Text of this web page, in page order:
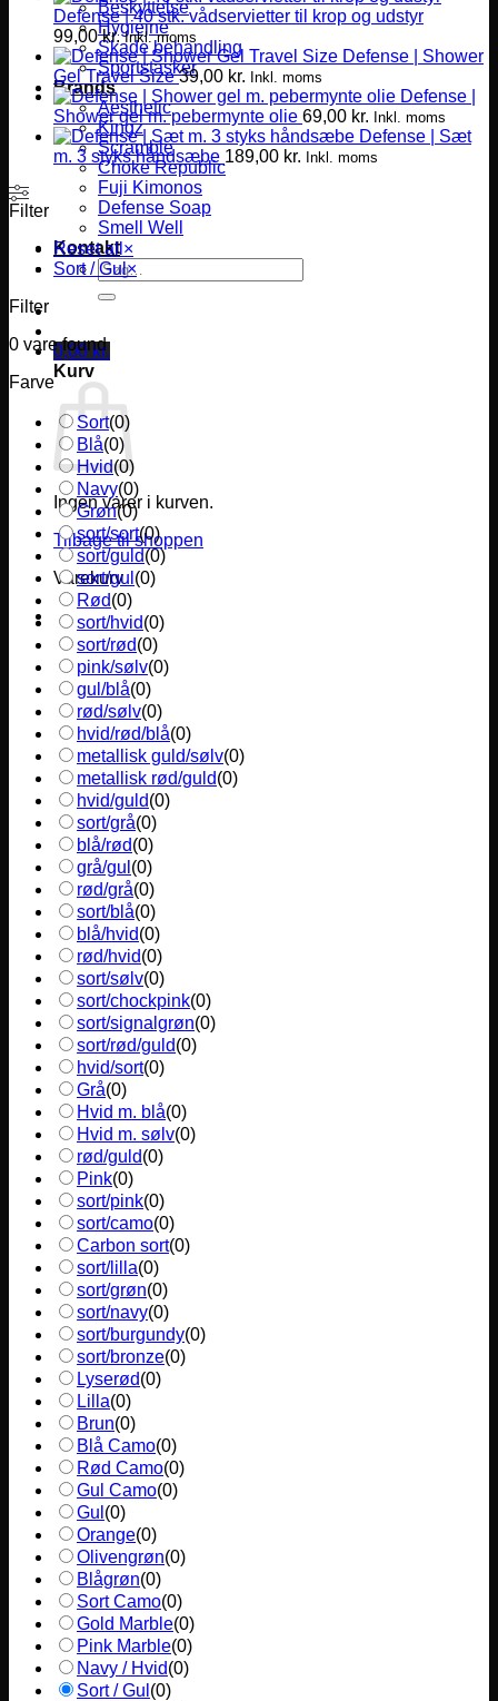
Beskyttelse
Hygiejne
Skade behandling
Sportstasker
Brands
Aesthetic
Kingz
Scramble
Choke Republic
Fuji Kimonos
Defense Soap
Smell Well
Kontakt
Søg
efter:
0,00 kr.
Kurv
Ingen varer i kurven.
Tilbage til shoppen
Varekurv
Defense | 40 stk. vådservietter til krop og udstyr
99,00kr. Inkl. moms
Defense | Shower
Gel Travel Size 39,00 kr. Inkl. moms
Defense |
Shower gel m. pebermynte olie 69,00 kr. Inkl. moms
Defense | Sæt
m. 3 styks håndsæbe 189,00 kr. Inkl. moms
Filter
Reset all ×
Sort / Gul×
Filter
0 vare found
Farve
Sort(0)
Blå(0)
Hvid(0)
Navy(0)
Grøn(0)
sort/sort(0)
sort/guld(0)
sort/gul (0)
Rød(0)
sort/hvid(0)
sort/rød(0)
pink/sølv(0)
gul/blå(0)
rød/sølv(0)
hvid/rød/blå(0)
metallisk guld/sølv(0)
metallisk rød/guld(0)
hvid/guld(0)
sort/grå(0)
blå/rød(0)
grå/gul (0)
rød/grå(0)
sort/blå(0)
blå/hvid(0)
rød/hvid(0)
sort/sølv(0)
sort/chockpink(0)
sort/signalgrøn(0)
sort/rød/guld(0)
hvid/sort(0)
Grå(0)
Hvid m. blå(0)
Hvid m. sølv(0)
rød/guld(0)
Pink(0)
sort/pink(0)
sort/camo(0)
Carbon sort(0)
sort/lilla(0)
sort/grøn(0)
sort/navy(0)
sort/burgundy(0)
sort/bronze(0)
Lyserød(0)
Lilla(0)
Brun(0)
Blå Camo(0)
Rød Camo(0)
Gul Camo(0)
Gul (0)
Orange(0)
Olivengrøn(0)
Blågrøn(0)
Sort Camo(0)
Gold Marble(0)
Pink Marble(0)
Navy / Hvid(0)
Sort / Gul (0)